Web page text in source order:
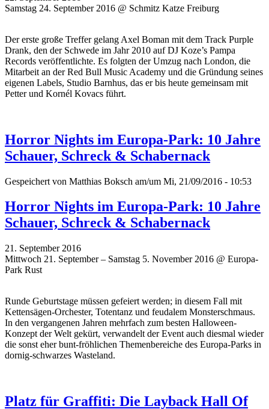
Samstag 24. September 2016 @ Schmitz Katze Freiburg
Der erste große Treffer gelang Axel Boman mit dem Track Purple
Drank, den der Schwede im Jahr 2010 auf DJ Koze’s Pampa
Records veröffentlichte. Es folgten der Umzug nach London, die
Mitarbeit an der Red Bull Music Academy und die Gründung seines
eigenen Labels, Studio Barnhus, das er bis heute gemeinsam mit
Petter und Kornél Kovacs führt.
Horror Nights im Europa-Park: 10 Jahre
Schauer, Schreck & Schabernack
Gespeichert von Matthias Boksch am/um Mi, 21/09/2016 - 10:53
Horror Nights im Europa-Park: 10 Jahre
Schauer, Schreck & Schabernack
21. September 2016
Mittwoch 21. September – Samstag 5. November 2016 @ Europa-
Park Rust
Runde Geburtstage müssen gefeiert werden; in diesem Fall mit
Kettensägen-Orchester, Totentanz und feudalem Monsterschmaus.
In den vergangenen Jahren mehrfach zum besten Halloween-
Konzept der Welt gekürt, verwandelt der Event auch diesmal wieder
die sonst eher bunt-fröhlichen Themenbereiche des Europa-Parks in
dornig-schwarzes Wasteland.
Platz für Graffiti: Die Layback Hall Of